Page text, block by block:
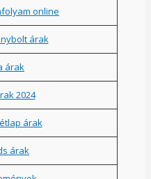
online
árak
árak
2024
árak
árak